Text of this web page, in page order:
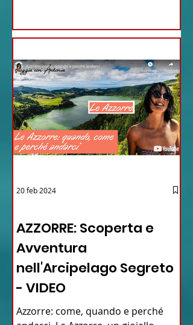
AZZORRE: Scoperta e
Avventura
nell'Arcipelago Segreto
- VIDEO
Azzorre: come, quando e perché
20 feb 2024